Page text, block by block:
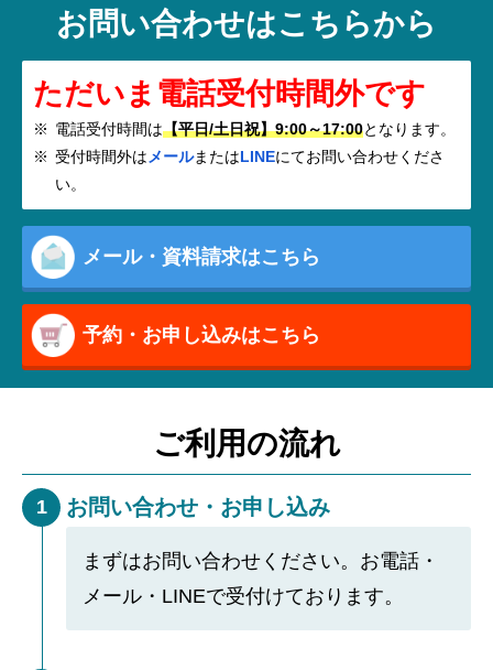
お問い合わせはこちらから
ただいま電話受付時間外です
電話受付時間は【平日/土日祝】9:00～17:00となります。
受付時間外は メールまたはLINEにてお問い合わせくださ
い。
メール・資料請求はこちら
予約・お申し込みはこちら
ご利用の流れ
1 お問い合わせ・お申し込み
まずはお問い合わせください。お電話・
メール・LINEで受付けております。